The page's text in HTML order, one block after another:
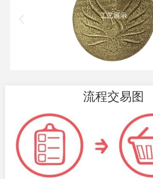
工艺展示
流程交易图